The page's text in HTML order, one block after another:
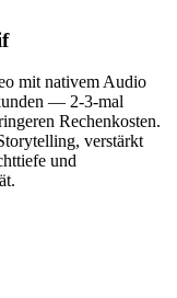
mit nativem Audio
— 2-3-mal
Rechenkosten.
verstärkt
und